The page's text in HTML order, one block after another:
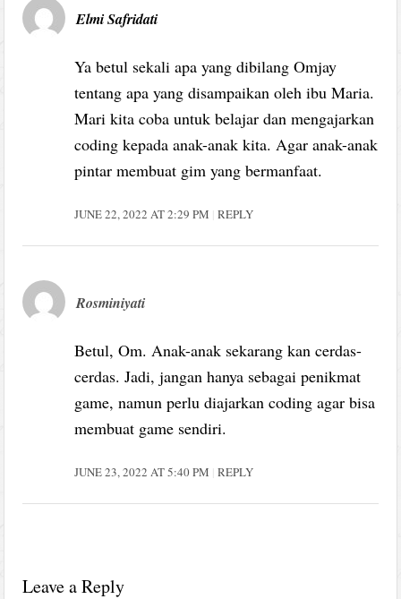
Elmi Safridati
Ya betul sekali apa yang dibilang Omjay
tentang apa yang disampaikan oleh ibu Maria.
Mari kita coba untuk belajar dan mengajarkan
coding kepada anak-anak kita. Agar anak-anak
pintar membuat gim yang bermanfaat.
JUNE 22, 2022 AT 2:29 PM REPLY
Rosminiyati
Betul, Om. Anak-anak sekarang kan cerdas-
cerdas. Jadi, jangan hanya sebagai penikmat
game, namun perlu diajarkan coding agar bisa
membuat game sendiri.
JUNE 23, 2022 AT 5:40 PM REPLY
Leave a Reply